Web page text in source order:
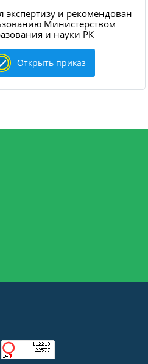
экспертизу и рекомендован
Министерством
и науки РК
Открыть приказ